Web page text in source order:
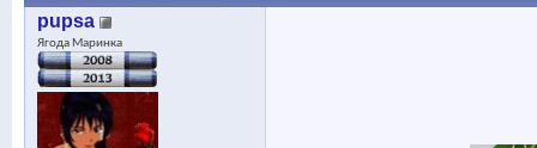
pupsa
Ягода Маринка